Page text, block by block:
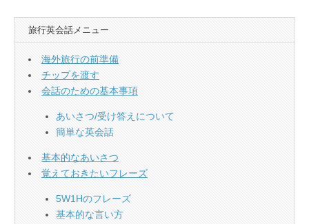
旅行英会話メニュー
海外旅行の前準備
チップを渡す
会話のための基本事項
あいさつ/受け答えについて
簡単な英会話
基本的なあいさつ
覚えておきたいフレーズ
5W1Hのフレーズ
基本的な言い方